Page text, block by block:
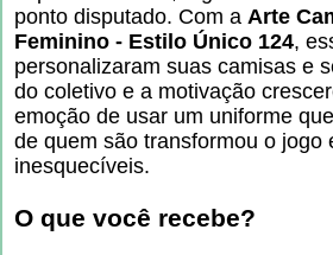
ponto disputado. Com a Arte
Feminino - Estilo Único 124,
personalizaram suas camisas e
do coletivo e a motivação
emoção de usar um uniforme
de quem são transformou o jogo
inesquecíveis.
O que você recebe?